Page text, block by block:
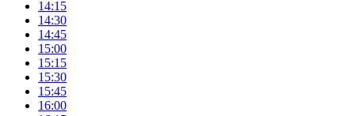
14:15
14:30
14:45
15:00
15:15
15:30
15:45
16:00